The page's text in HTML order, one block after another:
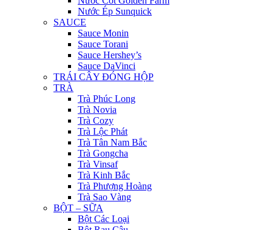
Nước Ép Sunquick
SAUCE
Sauce Monin
Sauce Torani
Sauce Hershey’s
Sauce DaVinci
TRÁI CÂY ĐÓNG HỘP
TRÀ
Trà Phúc Long
Trà Novia
Trà Cozy
Trà Lộc Phát
Trà Tân Nam Bắc
Trà Gongcha
Trà Vinsaf
Trà Kinh Bắc
Trà Phượng Hoàng
Trà Sao Vàng
BỘT – SỮA
Bột Các Loại